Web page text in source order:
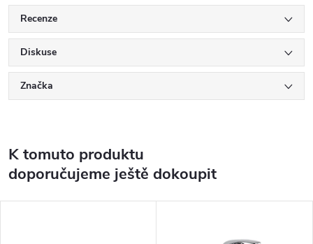
Recenze
Diskuse
Značka
K tomuto produktu
doporučujeme ještě dokoupit